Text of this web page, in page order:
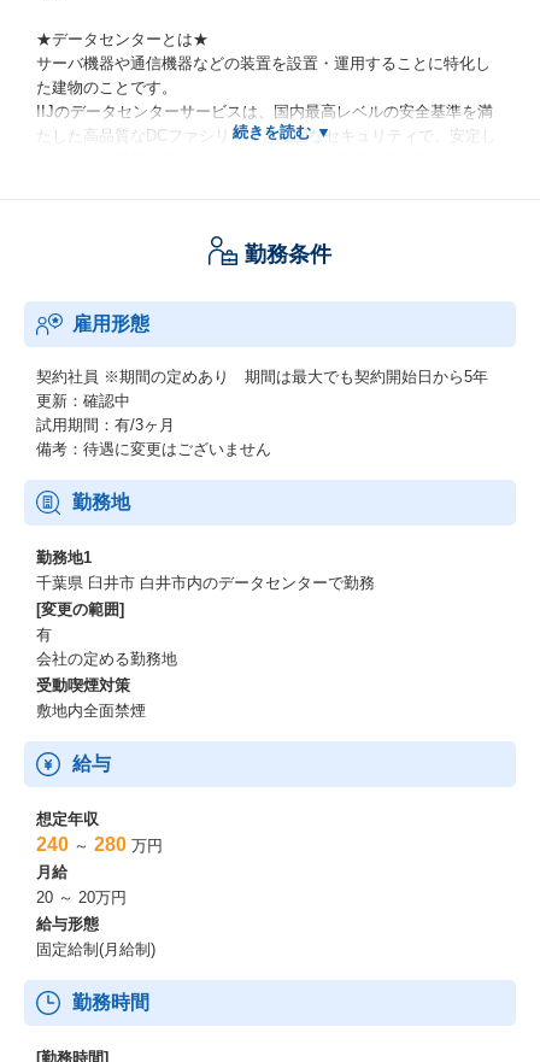
★データセンターとは★
サーバ機器や通信機器などの装置を設置・運用することに特化し
た建物のことです。
IIJのデータセンターサービスは、国内最高レベルの安全基準を満
たした高品質なDCファシリティと強固なセキュリティで、安定し
★こんな方にピッタリ！★
ITインフラの最も基盤となる知識を身に付けられるため、未経験
勤務条件
雇用形態
契約社員 ※期間の定めあり 期間は最大でも契約開始日から5年
更新：確認中
試用期間：有/3ヶ月
備考：待遇に変更はございません
勤務地
勤務地1
千葉県 臼井市 白井市内のデータセンターで勤務
[変更の範囲]
有
会社の定める勤務地
受動喫煙対策
敷地内全面禁煙
給与
想定年収
240 ～ 280 万円
月給
20 ～ 20万円
給与形態
固定給制(月給制)
勤務時間
[勤務時間]